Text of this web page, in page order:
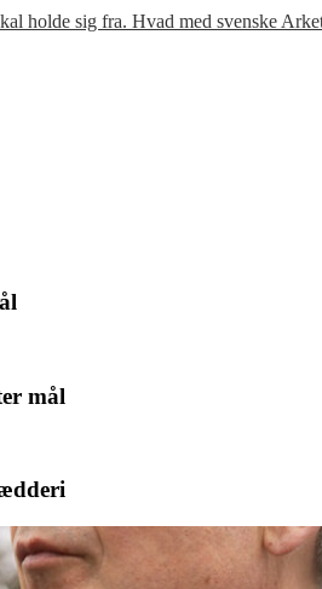
holde sig fra. Hvad med svenske
mål